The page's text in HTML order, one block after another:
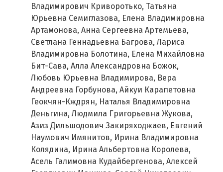
Владимирович Криворотько, Татьяна
Юрьевна Семиглазова, Елена Владимировна
Артамонова, Анна Сергеевна Артемьева,
Светлана Геннадьевна Багрова, Лариса
Владимировна Болотина, Елена Михайловна
Бит-Сава, Алла Александровна Божок,
Любовь Юрьевна Владимирова, Вера
Андреевна Горбунова, Айкуи Карапетовна
Геокчян-Кждрян, Наталья Владимировна
Деньгина, Людмила Григорьевна Жукова,
Азиз Дильшодович Закиряходжаев, Евгений
Наумович Имянитов, Ирина Владимировна
Колядина, Ирина Альбертовна Королева,
Асель Галимовна Кудайбергенова, Алексей